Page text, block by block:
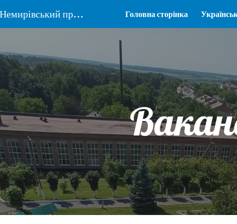
Skip to main content
Комунальний заклад "Немирівський професійний ліцей" Вінницької обласної Ради Головна сторінка